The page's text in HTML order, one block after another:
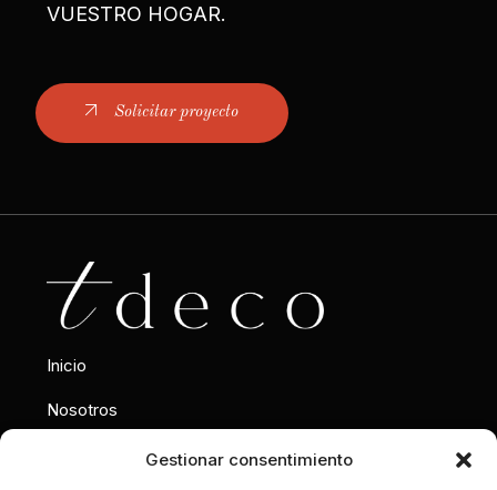
Gestionar consentimiento
VUESTRO HOGAR.
Solicitar proyecto
Inicio
Nosotros